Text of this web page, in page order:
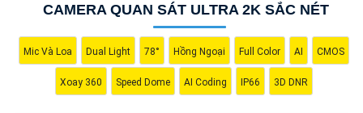
CAMERA QUAN SÁT ULTRA 2K SẮC NÉT
Mic Và Loa Dual Light 78° Hồng Ngoại Full Color AI CMOS
Xoay 360 Speed Dome AI Coding IP66 3D DNR